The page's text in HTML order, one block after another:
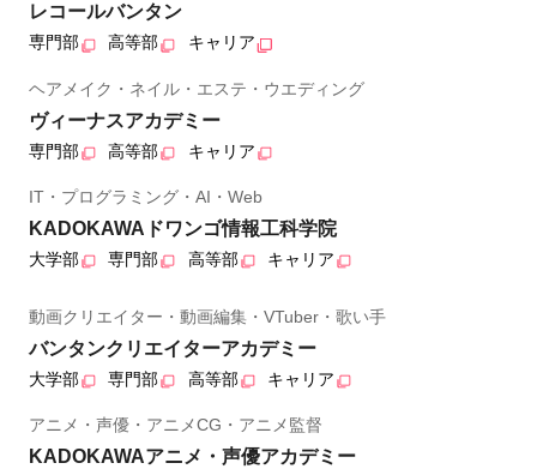
レコールバンタン
専門部 高等部 キャリア
ヘアメイク・ネイル・エステ・ウエディング
ヴィーナスアカデミー
専門部 高等部 キャリア
IT・プログラミング・AI・Web
KADOKAWAドワンゴ情報工科学院
大学部 専門部 高等部 キャリア
動画クリエイター・動画編集・VTuber・歌い手
バンタンクリエイターアカデミー
大学部 専門部 高等部 キャリア
アニメ・声優・アニメCG・アニメ監督
KADOKAWAアニメ・声優アカデミー